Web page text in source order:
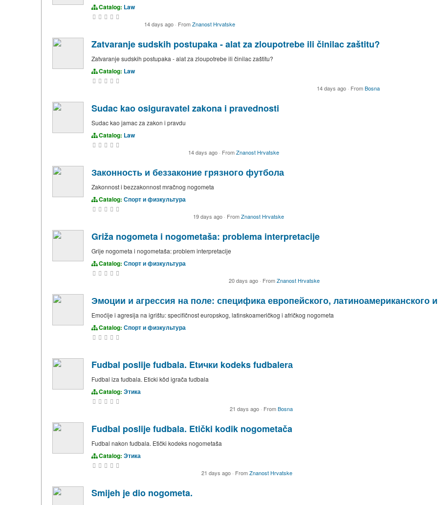
Catalog: Law
14 days ago · FromZnanost Hrvatske
Zatvaranje sudskih postupaka - alat za zloupotrebe ili činilac zaštitu?
Zatvaranje sudskih postupaka - alat za zloupotrebe ili činilac zaštitu?
Catalog: Law
14 days ago · FromBosna
Sudac kao osiguravatel zakona i pravednosti
Sudac kao jamac za zakon i pravdu
Catalog: Law
14 days ago · FromZnanost Hrvatske
Законность и беззаконие грязного футбола
Zakonnost i bezzakonnost mračnog nogometa
Catalog: Спорт и физкультура
19 days ago · FromZnanost Hrvatske
Griža nogometa i nogometaša: problema interpretacije
Grije nogometa i nogometaša: problem interpretacije
Catalog: Спорт и физкультура
20 days ago · FromZnanost Hrvatske
Эмоции и агрессия на поле: специфика европейского, латиноамериканского
Emoćije i agresija na igrištu: specifičnost europskog, latinskoameričkog i afričkog nogometa
Catalog: Спорт и физкультура
Fudbal poslije fudbala. Etички kodeks fudbalerа
Fudbal iza fudbala. Eticki kôd igrača fudbala
Catalog: Этика
21 days ago · FromBosna
Fudbal poslije fudbala. Etički kodik nogometača
Fudbal nakon fudbala. Etički kodeks nogometaša
Catalog: Этика
21 days ago · FromZnanost Hrvatske
Smijeh je dio nogometa.